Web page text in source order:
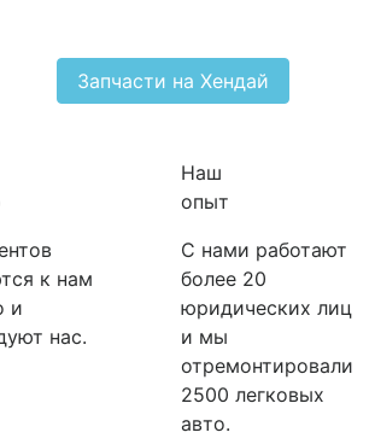
Запчасти на Хендай
к нам
и
нас.
Наш
опыт
С нами работают
более 20
юридических лиц
и мы
отремонтировали
2500 легковых
авто.